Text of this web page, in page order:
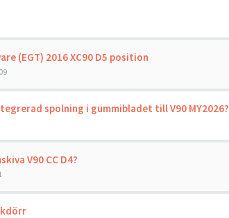
(EGT) 2016 XC90 D5 position
spolning i gummibladet till V90 MY2026?
V90 CC D4?